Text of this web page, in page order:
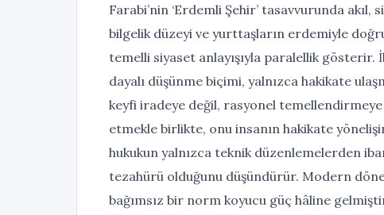
Farabi’nin ‘Erdemli Şehir’ tasavvurunda
bilgelik düzeyi ve yurttaşların erdemiyle
temelli siyaset anlayışıyla paralellik gösterir.
dayalı düşünme biçimi, yalnızca hakikate
keyfi iradeye değil, rasyonel temellendirmeye
etmekle birlikte, onu insanın hakikate
hukukun yalnızca teknik düzenlemelerden
tezahürü olduğunu düşündürür. Modern
bağımsız bir norm koyucu güç hâline